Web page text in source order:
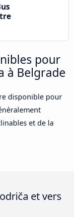
pour
à Belgrade
disponible pour
et de la
et vers